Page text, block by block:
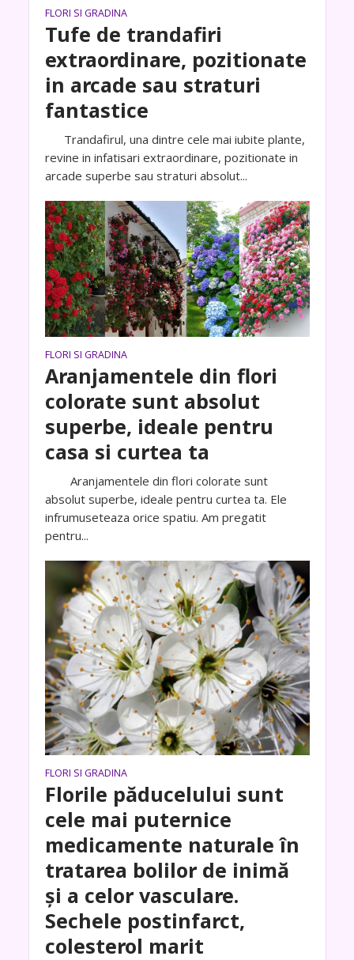
FLORI SI GRADINA
Tufe de trandafiri
extraordinare, pozitionate
in arcade sau straturi
fantastice
Trandafirul, una dintre cele mai iubite plante,
revine in infatisari extraordinare, pozitionate in
arcade superbe sau straturi absolut...
FLORI SI GRADINA
Aranjamentele din flori
colorate sunt absolut
superbe, ideale pentru
casa si curtea ta
Aranjamentele din flori colorate sunt
absolut superbe, ideale pentru curtea ta. Ele
infrumuseteaza orice spatiu. Am pregatit
pentru...
FLORI SI GRADINA
Florile păducelului sunt
cele mai puternice
medicamente naturale în
tratarea bolilor de inimă
şi a celor vasculare.
Sechele postinfarct,
colesterol marit